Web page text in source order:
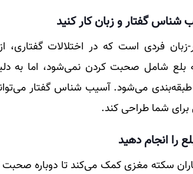
فردی است که در اختلالات گفتاری،
شامل صحبت کردن نمی‌شود، اما به
می‌شود. آسیب شناس گفتار
برای شما طراحی کند.
سکته مغزی کمک می‌کند تا دوباره